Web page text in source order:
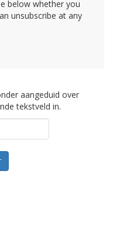
below whether you
unsubscribe at any
aangeduid over
tekstveld in.